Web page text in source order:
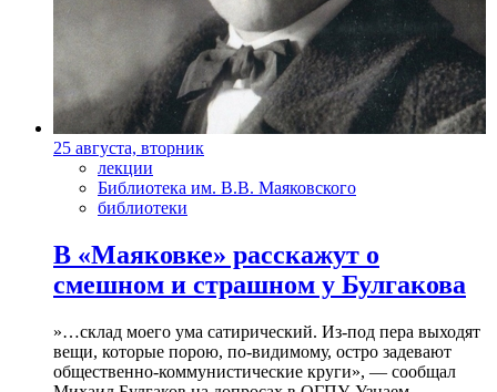
25 августа, вторник
лекции
Библиотека им. В.В. Маяковского
библиотеки
В «Маяковке» расскажут о
смешном и страшном у Булгакова
»…склад моего ума сатирический. Из-под пера выходят
вещи, которые порою, по-видимому, остро задевают
общественно-коммунистические круги», — сообщал